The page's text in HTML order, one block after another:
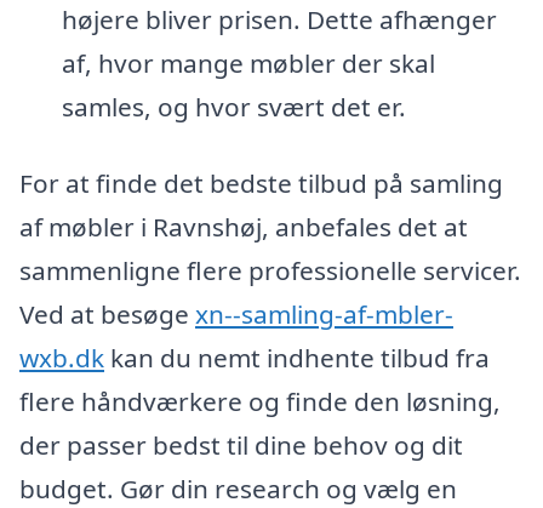
højere bliver prisen. Dette afhænger
af, hvor mange møbler der skal
samles, og hvor svært det er.
For at finde det bedste tilbud på samling
af møbler i Ravnshøj, anbefales det at
sammenligne flere professionelle servicer.
Ved at besøge xn--samling-af-mbler-
wxb.dk kan du nemt indhente tilbud fra
flere håndværkere og finde den løsning,
der passer bedst til dine behov og dit
budget. Gør din research og vælg en